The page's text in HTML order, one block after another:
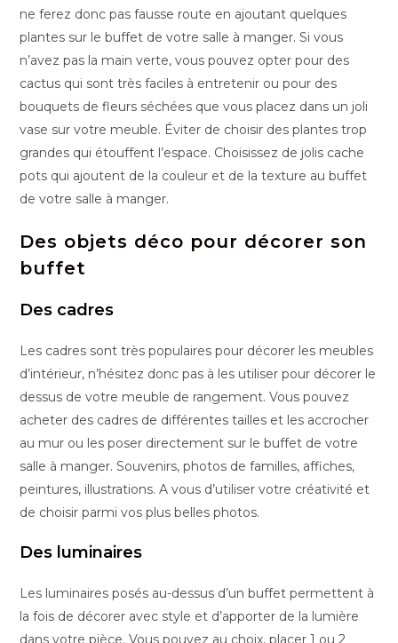
ne ferez donc pas fausse route en ajoutant quelques
plantes sur le buffet de votre salle à manger. Si vous
n’avez pas la main verte, vous pouvez opter pour des
cactus qui sont très faciles à entretenir ou pour des
bouquets de fleurs séchées que vous placez dans un joli
vase sur votre meuble. Éviter de choisir des plantes trop
grandes qui étouffent l’espace. Choisissez de jolis cache
pots qui ajoutent de la couleur et de la texture au buffet
de votre salle à manger.
Des objets déco pour décorer son
buffet
Des cadres
Les cadres sont très populaires pour décorer les meubles
d’intérieur, n’hésitez donc pas à les utiliser pour décorer le
dessus de votre meuble de rangement. Vous pouvez
acheter des cadres de différentes tailles et les accrocher
au mur ou les poser directement sur le buffet de votre
salle à manger. Souvenirs, photos de familles, affiches,
peintures, illustrations. A vous d’utiliser votre créativité et
de choisir parmi vos plus belles photos.
Des luminaires
Les luminaires posés au-dessus d’un buffet permettent à
la fois de décorer avec style et d’apporter de la lumière
dans votre pièce. Vous pouvez au choix, placer 1 ou 2